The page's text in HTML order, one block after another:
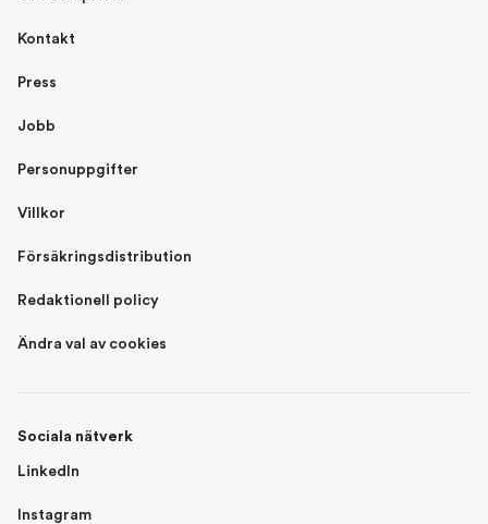
Kontakt
Press
Jobb
Personuppgifter
Villkor
Försäkringsdistribution
Redaktionell policy
Ändra val av cookies
Sociala nätverk
LinkedIn
Instagram